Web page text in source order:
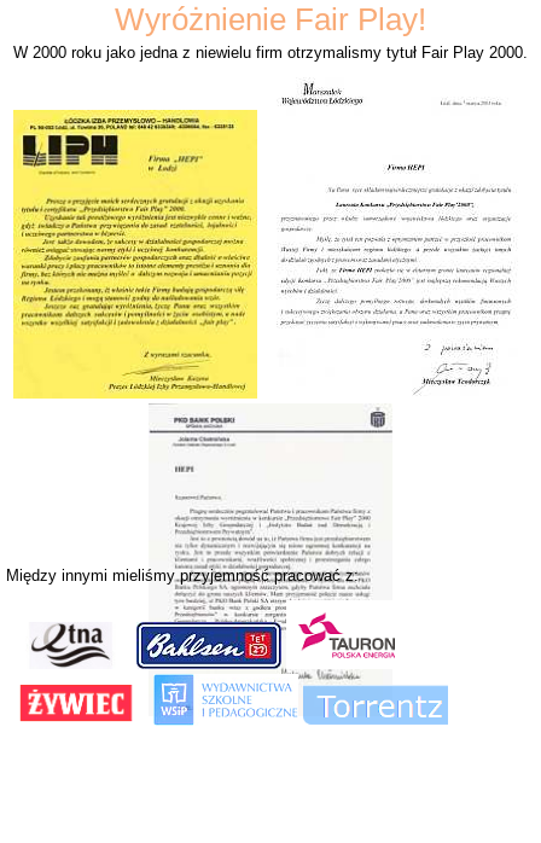
Wyróżnienie Fair Play!
W 2000 roku jako jedna z niewielu firm otrzymalismy tytuł Fair Play 2000.
Między innymi mieliśmy przyjemność pracować z: